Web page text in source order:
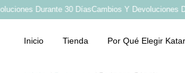
Durante 30 DíasCambios Y Devoluciones
Inicio Tienda Por Qué Elegir